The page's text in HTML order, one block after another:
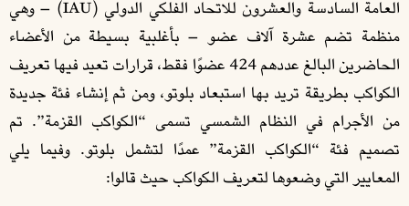
العامة السادسة والعشرون للاتحاد الفلكي الدولي (IAU) – وهي
منظمة تضم عشرة آلاف عضو – بأغلبية بسيطة من الأعضاء
الحاضرين البالغ عددهم 424 عضوًا فقط، قرارات تعيد فيها تعريف
الكواكب بطريقة تريد بها استبعاد بلوتو، ومن ثم إنشاء فئة جديدة
من الأجرام في النظام الشمسي تسمى “الكواكب القزمة”. تم
تصميم فئة “الكواكب القزمة” عمدًا لتشمل بلوتو. وفيما يلي
المعايير التي وضعوها لتعريف الكواكب حيث قالوا: